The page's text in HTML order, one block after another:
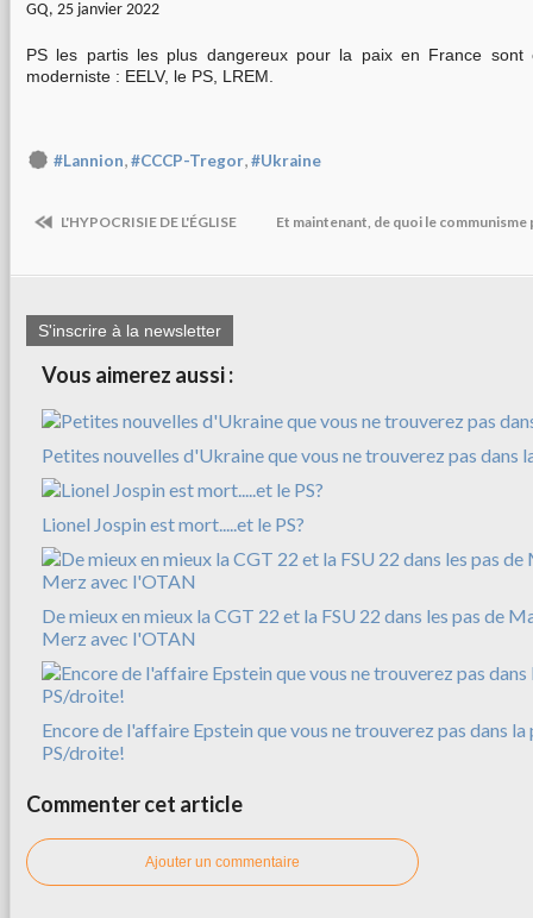
GQ, 25 janvier 2022
PS les partis les plus dangereux pour la paix en France sont
moderniste : EELV, le PS, LREM.
#Lannion,#CCCP-Tregor,#Ukraine
L'HYPOCRISIE DE L'ÉGLISE Et maintenant, de quoi le
S'inscrire à la newsletter
Vous aimerez aussi :
Petites nouvelles d'Ukraine que vous ne trouverez pas dans
Lionel Jospin est mort.....et le PS?
De mieux en mieux la CGT 22 et la FSU 22 dans les pas de
Merz avec l'OTAN
Encore de l'affaire Epstein que vous ne trouverez pas dans
PS/droite!
Commenter cet article
Ajouter un commentaire